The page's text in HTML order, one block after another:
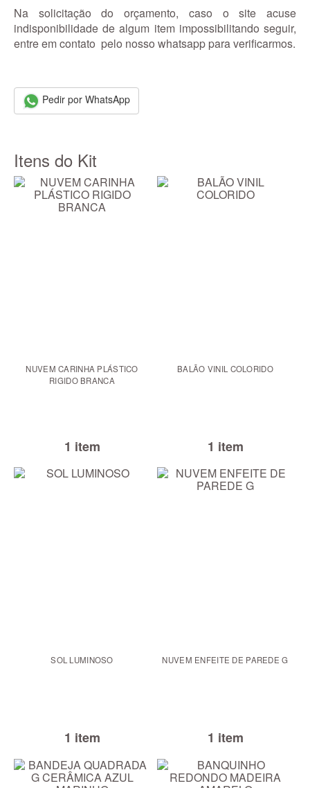
Na solicitação do orçamento, caso o site acuse
indisponibilidade de algum item impossibilitando seguir,
entre em contato pelo nosso whatsapp para verificarmos.
Pedir por WhatsApp
Itens do Kit
NUVEM CARINHA PLÁSTICO
RIGIDO BRANCA
1 item
BALÃO VINIL COLORIDO
1 item
SOL LUMINOSO
1 item
NUVEM ENFEITE DE PAREDE G
1 item